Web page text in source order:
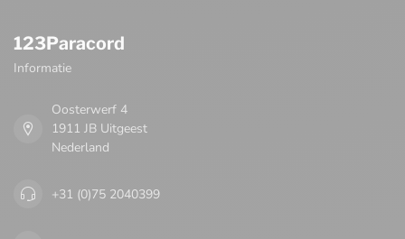
123Paracord
Informatie
Oosterwerf 4
1911 JB Uitgeest
Nederland
+31 (0)75 2040399